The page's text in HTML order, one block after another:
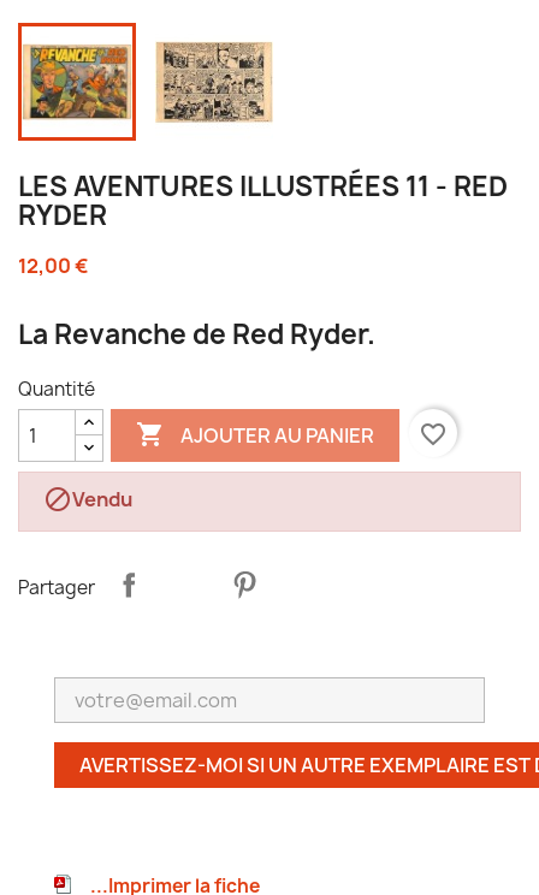
LES AVENTURES ILLUSTRÉES 11 - RED
RYDER
12,00 €
La Revanche de Red Ryder.
Quantité
 AJOUTER AU PANIER favorite_border
Vendu
Partager
AVERTISSEZ-MOI SI UN AUTRE EXEMPLAIRE EST
...Imprimer la fiche